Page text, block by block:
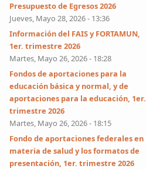
Presupuesto de Egresos 2026
Jueves, Mayo 28, 2026 - 13:36
Información del FAIS y FORTAMUN,
1er. trimestre 2026
Martes, Mayo 26, 2026 - 18:28
Fondos de aportaciones para la
educación básica y normal, y de
aportaciones para la educación, 1er.
trimestre 2026
Martes, Mayo 26, 2026 - 18:15
Fondo de aportaciones federales en
materia de salud y los formatos de
presentación, 1er. trimestre 2026